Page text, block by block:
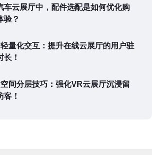
车云展厅中，配件选配是如何优化购
验？
量化交互：提升在线云展厅的用户驻
长！
间分层技巧：强化VR云展厅沉浸留
客！